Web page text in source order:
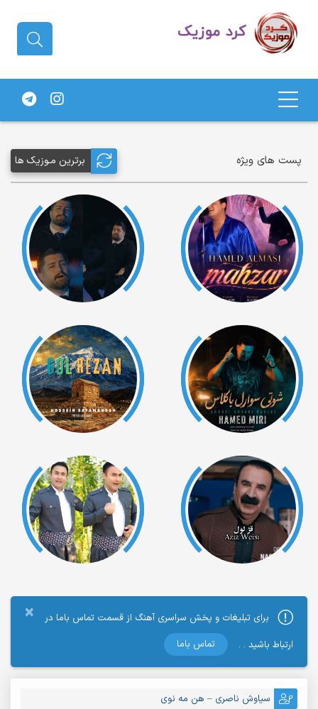
پست های ویژه برترین مـوزیک ها
×
برای تبلیغات و پخش سراسری آهنگ از قسمت تماس باما در
ارتباط باشید . .
تماس باما
سیاوش ناصری – هن مه نوی